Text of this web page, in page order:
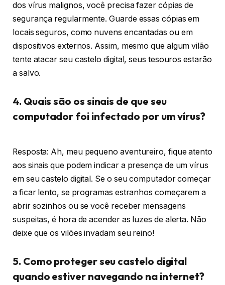
dos vírus malignos, você precisa fazer cópias de
segurança regularmente. Guarde essas cópias em
locais seguros, como nuvens encantadas ou em
dispositivos externos. Assim, mesmo que algum vilão
tente atacar seu castelo digital, seus tesouros estarão
a salvo.
4. Quais são os sinais de que seu
computador foi infectado por um vírus?
Resposta: Ah, meu pequeno aventureiro, fique atento
aos sinais que podem indicar a presença de um vírus
em seu castelo digital. Se o seu computador começar
a ficar lento, se programas estranhos começarem a
abrir sozinhos ou se você receber mensagens
suspeitas, é hora de acender as luzes de alerta. Não
deixe que os vilões invadam seu reino!
5. Como proteger seu castelo digital
quando estiver navegando na internet?